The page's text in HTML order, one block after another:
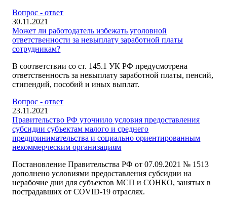
Вопрос - ответ
30.11.2021
Может ли работодатель избежать уголовной
ответственности за невыплату заработной платы
сотрудникам?
В соответствии со ст. 145.1 УК РФ предусмотрена
ответственность за невыплату заработной платы, пенсий,
стипендий, пособий и иных выплат.
Вопрос - ответ
23.11.2021
Правительство РФ уточнило условия предоставления
субсидии субъектам малого и среднего
предпринимательства и социально ориентированным
некоммерческим организациям
Постановление Правительства РФ от 07.09.2021 № 1513
дополнено условиями предоставления субсидии на
нерабочие дни для субъектов МСП и СОНКО, занятых в
пострадавших от COVID-19 отраслях.